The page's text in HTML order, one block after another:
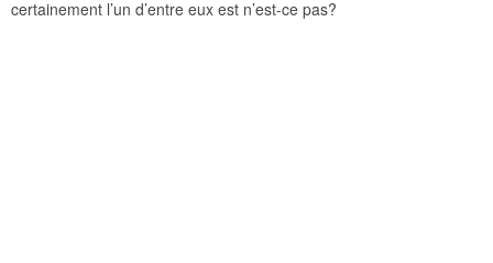
certainement l’un d’entre eux est n’est-ce pas?